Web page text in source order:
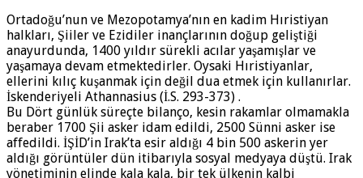
Ortadoğu’nun ve Mezopotamya’nın en kadim Hıristiyan
halkları, Şiiler ve Ezidiler inançlarının doğup geliştiği
anayurdunda, 1400 yıldır sürekli acılar yaşamışlar ve
yaşamaya devam etmektedirler. Oysaki Hıristiyanlar,
ellerini kılıç kuşanmak için değil dua etmek için kullanırlar.
İskenderiyeli Athannasius (İ.S. 293-373) .
Bu Dört günlük süreçte bilanço, kesin rakamlar olmamakla
beraber 1700 Şii asker idam edildi, 2500 Sünni asker ise
affedildi. İŞİD’in Irak’ta esir aldığı 4 bin 500 askerin yer
aldığı görüntüler dün itibarıyla sosyal medyaya düştü. Irak
yönetiminin elinde kala kala, bir tek ülkenin kalbi